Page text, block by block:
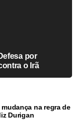
por
o Irã
na regra de
Durigan